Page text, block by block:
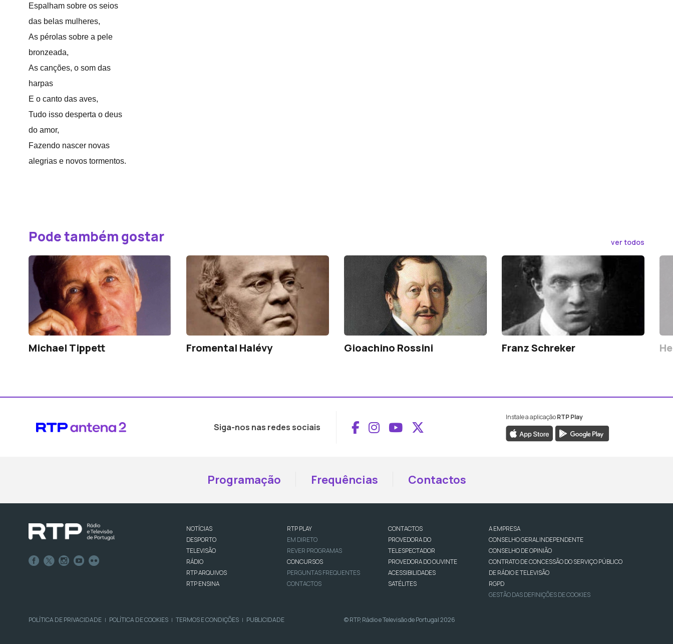
Espalham sobre os seios
das belas mulheres,
As pérolas sobre a pele
bronzeada,
As canções, o som das
harpas
E o canto das aves,
Tudo isso desperta o deus
do amor,
Fazendo nascer novas
alegrias e novos tormentos.
Pode também gostar ver todos
Michael Tippett Fromental Halévy Gioachino Rossini Franz Schreker
Siga-nos nas redes sociais Aceder ao Facebook da RTP Antena 2
Aceder ao Instagram da RTP Antena 2
Aceder ao YouTube da RTP Antena 2
Aceder ao X da RTP Antena 2
Instale a aplicaçãoRTP Play
Programação Frequências Contactos
NOTÍCIAS
DESPORTO
TELEVISÃO
RÁDIO
RTP ARQUIVOS
RTP ENSINA
RTP PLAY
EM DIRETO
REVER PROGRAMAS
CONCURSOS
PERGUNTAS FREQUENTES
CONTACTOS
CONTACTOS
PROVEDORA DO
TELESPECTADOR
PROVEDORA DO OUVINTE
ACESSIBILIDADES
SATÉLITES
A EMPRESA
CONSELHO GERAL INDEPENDENTE
CONSELHO DE OPINIÃO
CONTRATO DE CONCESSÃO DO SERVIÇO PÚBLICO
DE RÁDIO E TELEVISÃO
RGPD
GESTÃO DAS DEFINIÇÕES DE COOKIES
POLÍTICA DE PRIVACIDADE | POLÍTICA DE COOKIES | TERMOS E CONDIÇÕES | PUBLICIDADE © RTP, Rádio e Televisão de Portugal 2026